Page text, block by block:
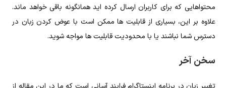
محتواهایی که برای کاربران ارسال کرده اید همانگونه باقی خواهد ماند.
علاوه بر این، بسیاری از قابلیت ها ممکن است با عوض کردن زبان در
دسترس شما نباشند یا با محدودیت قابلیت ها مواجه شوید.
سخن آخر